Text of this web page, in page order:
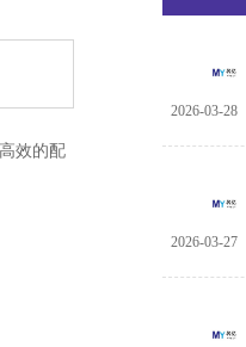
效的配
2026-03-28
2026-03-27